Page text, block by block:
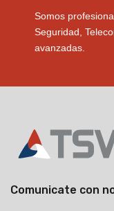
Somos
Seguridad,
avanzadas.
Comunicate con